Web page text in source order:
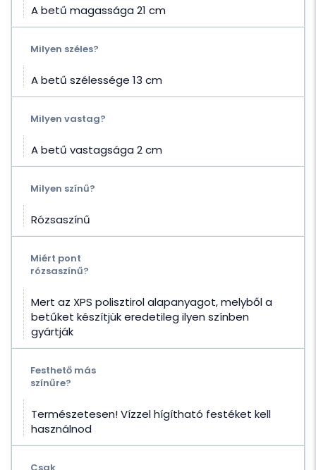
A betű magassága 21 cm
Milyen széles?
A betű szélessége 13 cm
Milyen vastag?
A betű vastagsága 2 cm
Milyen színű?
Rózsaszínű
Miért pont
rózsaszínű?
Mert az XPS polisztirol alapanyagot, melyből a
betűket készítjük eredetileg ilyen színben
gyártják
Festhető más
színűre?
Természetesen! Vízzel hígítható festéket kell
használnod